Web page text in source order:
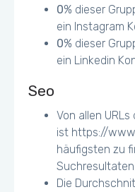
0% dieser
ein Instagram
0% dieser
ein Linkedin
Seo
Von allen
ist https://
häufigsten zu
Suchresultaten.
Die